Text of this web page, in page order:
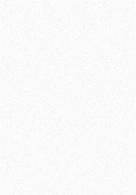
perlu di lakukan. Apa
Datang Lagi